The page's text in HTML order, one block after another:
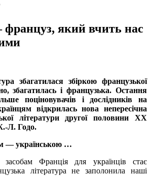
який вчить нас
збагатилася збіркою французької
збагатилась і французька. Остання
поціновувачів і дослідників на
відкрилась нова непересічна
літератури другої половини ХХ
Л. Годо.
— українською …
засобам Франція для українців стає
література не заполонила наші